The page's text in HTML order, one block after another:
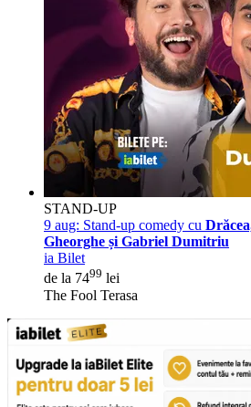
STAND-UP
9 aug: Stand-up comedy cu
Gheorghe și Gabriel Dumitriu
ia Bilet
de la 7499 lei
The Fool Terasa